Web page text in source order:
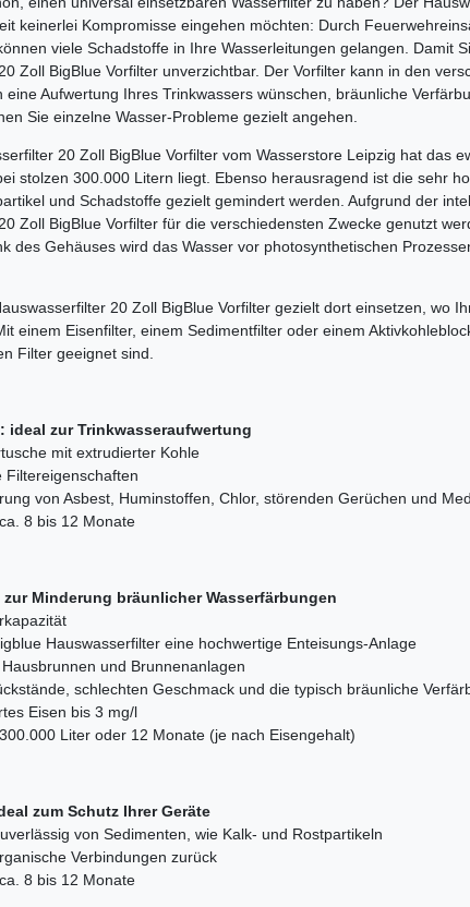
keinerlei Kompromisse eingehen möchten: Durch
viele Schadstoffe in Ihre Wasserleitungen gelangen.
Zoll BigBlue Vorfilter unverzichtbar. Der Vorfilter kann in den
eine Aufwertung Ihres Trinkwassers wünschen, bräunliche
Sie einzelne Wasser-Probleme gezielt angehen.
20 Zoll BigBlue Vorfilter vom Wasserstore Leipzig hat
stolzen 300.000 Litern liegt. Ebenso herausragend ist die sehr
und Schadstoffe gezielt gemindert werden. Aufgrund der
Zoll BigBlue Vorfilter für die verschiedensten Zwecke genutzt
des Gehäuses wird das Wasser vor photosynthetischen
20 Zoll BigBlue Vorfilter gezielt dort einsetzen, wo
einem Eisenfilter, einem Sedimentfilter oder einem
Filter geeignet sind.
ideal zur Trinkwasseraufwertung
mit extrudierter Kohle
Filtereigenschaften
von Asbest, Huminstoffen, Chlor, störenden Gerüchen und
8 bis 12 Monate
Minderung bräunlicher Wasserfärbungen
Hauswasserfilter eine hochwertige Enteisungs-Anlage
und Brunnenanlagen
schlechten Geschmack und die typisch bräunliche
Eisen bis 3 mg/l
Liter oder 12 Monate (je nach Eisengehalt)
zum Schutz Ihrer Geräte
von Sedimenten, wie Kalk- und Rostpartikeln
Verbindungen zurück
8 bis 12 Monate